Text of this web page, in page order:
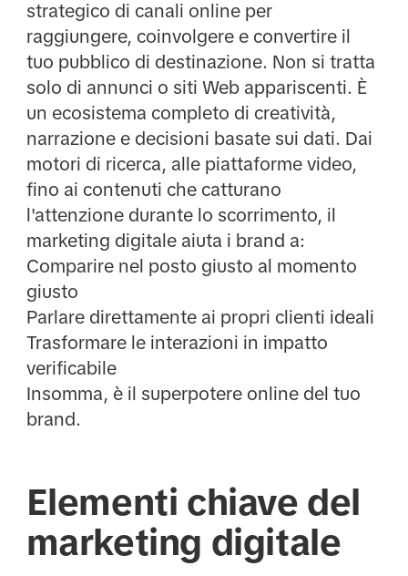
strategico di canali online per
raggiungere, coinvolgere e convertire il
tuo pubblico di destinazione. Non si tratta
solo di annunci o siti Web appariscenti. È
un ecosistema completo di creatività,
narrazione e decisioni basate sui dati. Dai
motori di ricerca, alle piattaforme video,
fino ai contenuti che catturano
l'attenzione durante lo scorrimento, il
marketing digitale aiuta i brand a:
Comparire nel posto giusto al momento
giusto
Parlare direttamente ai propri clienti ideali
Trasformare le interazioni in impatto
verificabile
Insomma, è il superpotere online del tuo
brand.
Elementi chiave del
marketing digitale